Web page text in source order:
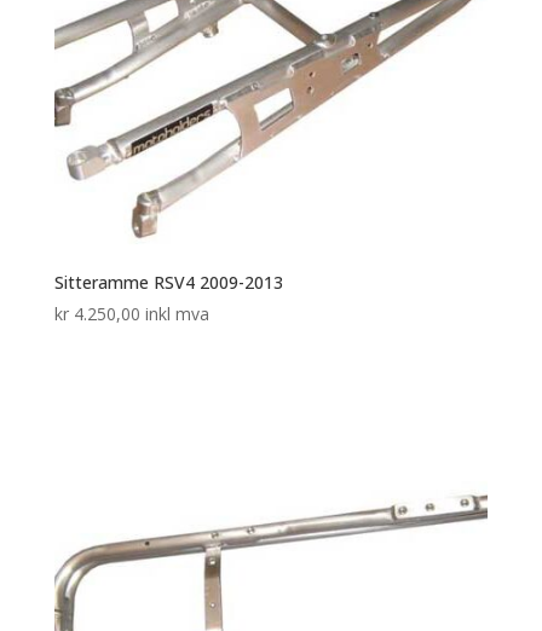
Sitteramme RSV4 2009-2013
kr4.250,00 inkl mva